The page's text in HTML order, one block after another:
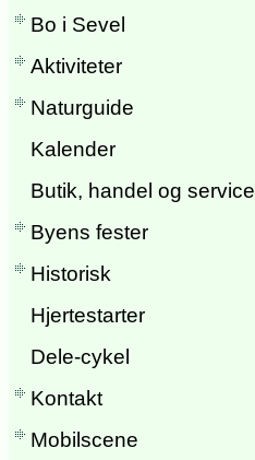
Bo i Sevel
Aktiviteter
Naturguide
Kalender
Butik, handel og service
Byens fester
Historisk
Hjertestarter
Dele-cykel
Kontakt
Mobilscene